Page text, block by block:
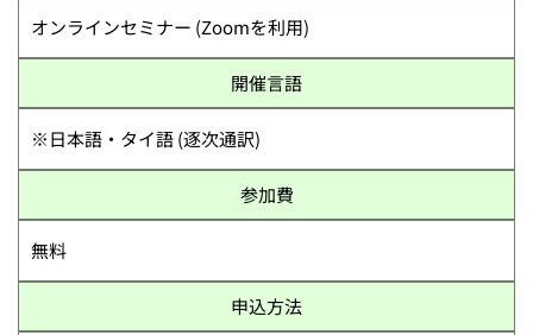
オンラインセミナー (Zoomを利用)
開催言語
※日本語・タイ語 (逐次通訳)
参加費
無料
申込方法